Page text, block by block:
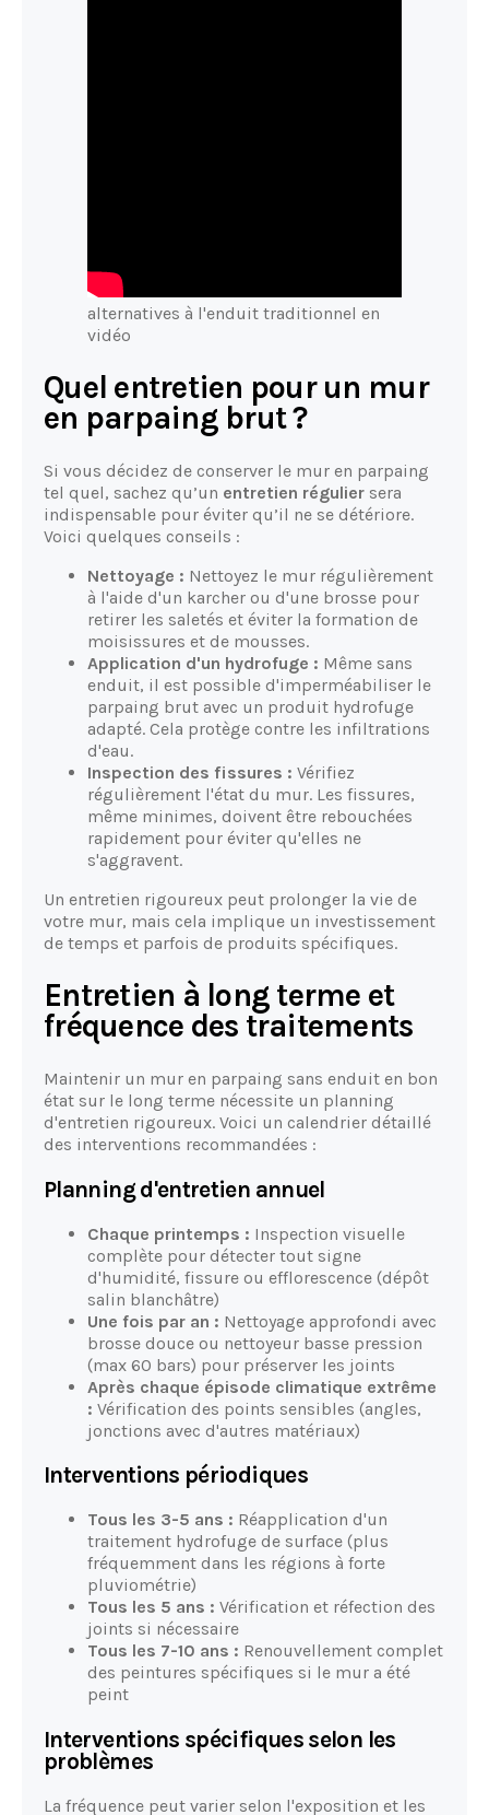
alternatives à l'enduit traditionnel en
vidéo
Quel entretien pour un mur
en parpaing brut ?
Si vous décidez de conserver le mur en parpaing
tel quel, sachez qu’un entretien régulier sera
indispensable pour éviter qu’il ne se détériore.
Voici quelques conseils :
Nettoyage : Nettoyez le mur régulièrement
à l'aide d'un karcher ou d'une brosse pour
retirer les saletés et éviter la formation de
moisissures et de mousses.
Application d'un hydrofuge : Même sans
enduit, il est possible d'imperméabiliser le
parpaing brut avec un produit hydrofuge
adapté. Cela protège contre les infiltrations
d'eau.
Inspection des fissures : Vérifiez
régulièrement l'état du mur. Les fissures,
même minimes, doivent être rebouchées
rapidement pour éviter qu'elles ne
s'aggravent.
Un entretien rigoureux peut prolonger la vie de
votre mur, mais cela implique un investissement
de temps et parfois de produits spécifiques.
Entretien à long terme et
fréquence des traitements
Maintenir un mur en parpaing sans enduit en bon
état sur le long terme nécessite un planning
d'entretien rigoureux. Voici un calendrier détaillé
des interventions recommandées :
Planning d'entretien annuel
Chaque printemps : Inspection visuelle
complète pour détecter tout signe
d'humidité, fissure ou efflorescence (dépôt
salin blanchâtre)
Une fois par an : Nettoyage approfondi avec
brosse douce ou nettoyeur basse pression
(max 60 bars) pour préserver les joints
Après chaque épisode climatique extrême
: Vérification des points sensibles (angles,
jonctions avec d'autres matériaux)
Interventions périodiques
Tous les 3-5 ans : Réapplication d'un
traitement hydrofuge de surface (plus
fréquemment dans les régions à forte
pluviométrie)
Tous les 5 ans : Vérification et réfection des
joints si nécessaire
Tous les 7-10 ans : Renouvellement complet
des peintures spécifiques si le mur a été
peint
Interventions spécifiques selon les
problèmes
La fréquence peut varier selon l'exposition et les